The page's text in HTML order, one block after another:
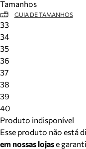
Tamanhos
GUIA DE TAMANHOS
33
34
35
36
37
38
39
40
Produto indisponível
Esse produto não está
em nossas lojase